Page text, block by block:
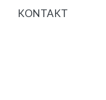
KONTAKT